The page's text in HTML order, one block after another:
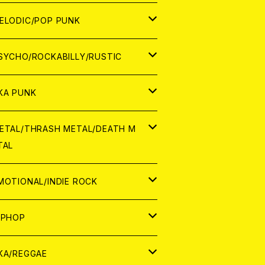
ログ
ログ
POP PUNK
ROCKABILLY/RUSTIC
PUNK
THRASH METAL/DEATH M
INDIE ROCK
REGGAE